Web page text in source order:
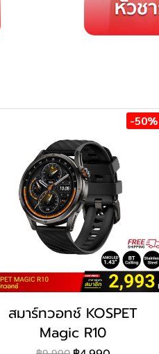
-50%
สมาร์ทวอทช์ KOSPET
Magic R10